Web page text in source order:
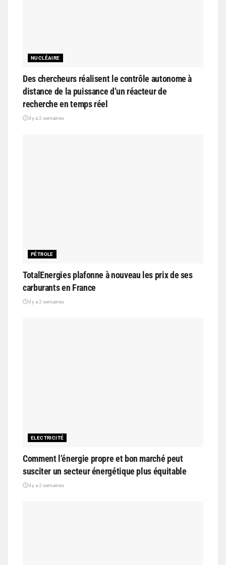
NUCLÉAIRE
Des chercheurs réalisent le contrôle autonome à
distance de la puissance d’un réacteur de
recherche en temps réel
il y a 2 semaines
PÉTROLE
TotalEnergies plafonne à nouveau les prix de ses
carburants en France
il y a 2 semaines
ELECTRICITÉ
Comment l’énergie propre et bon marché peut
susciter un secteur énergétique plus équitable
il y a 2 semaines